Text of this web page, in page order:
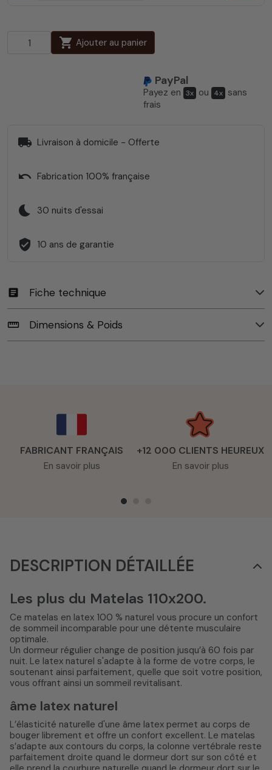
shopping_cart Ajouter au panier
PayPal
Payez en 3x ou 4x sans
frais
local_shipping Livraison à domicile - Offerte
undo Fabrication 100% française
bedtime 30 nuits d'essai
verified_user 10 ans de garantie
article Fiche technique
straighten Dimensions & Poids
FABRICANT FRANÇAIS
En savoir plus
+12 000 CLIENTS HEUREUX
En savoir plus
DESCRIPTION DÉTAILLÉE
Les plus du Matelas 110x200.
Ce matelas en latex 100 % naturel vous procure un confort
de sommeil incomparable pour une détente musculaire
optimale.
Un dormeur régulier change de position jusqu’à 60 fois par
nuit. Le latex naturel s'adapte à la forme de votre corps, le
soutenant ainsi parfaitement, quelle que soit votre position,
vous offrant ainsi un sommeil revitalisant.
âme latex naturel
L’élasticité naturelle d'une âme latex permet au corps de
bouger librement et offre un confort excellent. Le matelas
s’adapte aux contours du corps, la colonne vertébrale reste
parfaitement droite quand le dormeur dort sur son côté et